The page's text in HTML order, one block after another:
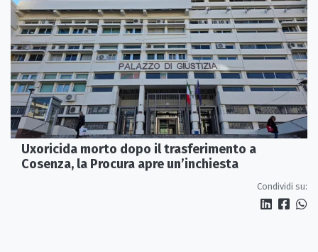
Uxoricida morto dopo il trasferimento a
Cosenza, la Procura apre un’inchiesta
Condividi su: